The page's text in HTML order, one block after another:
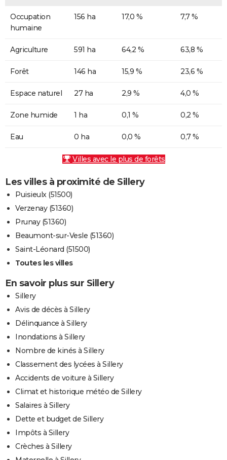
Occupation
humaine
156 ha 17,0 % 7,7 %
Agriculture 591 ha 64,2 % 63,8 %
Forêt 146 ha 15,9 % 23,6 %
Espace naturel 27 ha 2,9 % 4,0 %
Zone humide 1 ha 0,1 % 0,2 %
Eau 0 ha 0,0 % 0,7 %
Villes avec le plus de forêts
Les villes à proximité de Sillery
Puisieulx (51500)
Verzenay (51360)
Prunay (51360)
Beaumont-sur-Vesle (51360)
Saint-Léonard (51500)
Toutes les villes
En savoir plus sur Sillery
Sillery
Avis de décès à Sillery
Délinquance à Sillery
Inondations à Sillery
Nombre de kinés à Sillery
Classement des lycées à Sillery
Accidents de voiture à Sillery
Climat et historique météo de Sillery
Salaires à Sillery
Dette et budget de Sillery
Impôts à Sillery
Crèches à Sillery